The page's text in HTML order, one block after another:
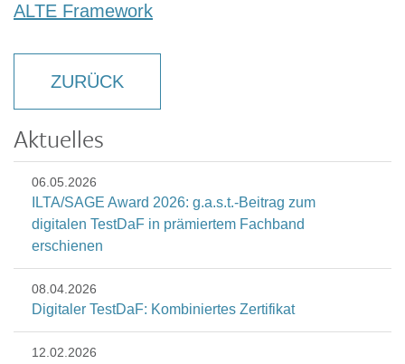
ALTE Framework
ZURÜCK
Aktuelles
06.05.2026
ILTA/SAGE Award 2026: g.a.s.t.-Beitrag zum
digitalen TestDaF in prämiertem Fachband
erschienen
08.04.2026
Digitaler TestDaF: Kombiniertes Zertifikat
12.02.2026